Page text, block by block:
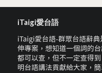
iTaigi愛台語
iTaigi愛台語-群眾台語辭典
伸專案，想知道一個詞的
都可以查，但不一定查得
明台語講法貢獻給大家，